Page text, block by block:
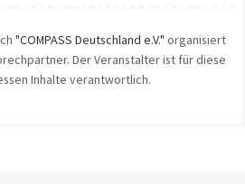
"COMPASS Deutschland e.V." organisiert
Der Veranstalter ist für diese
Inhalte verantwortlich.